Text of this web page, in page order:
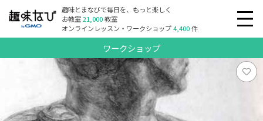
趣味とまなびで毎日を、もっと楽しく
お教室21,000教室
オンラインレッスン・ワークショップ4,400件
ワークショップ